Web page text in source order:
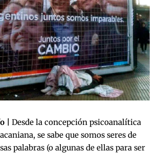
|
Desde la concepción psicoanalítica
se sabe que somos seres de
palabras (o algunas de ellas para ser